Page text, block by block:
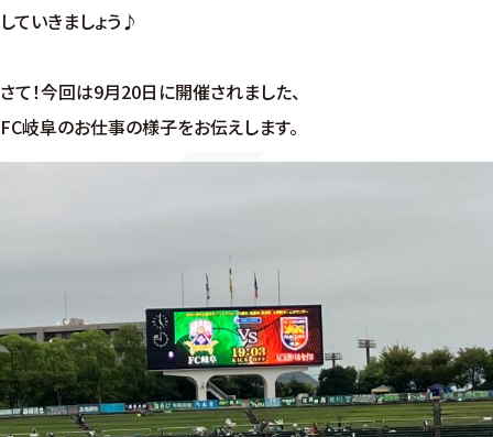
していきましょう♪
さて！今回は9月20日に開催されました、
FC岐阜のお仕事の様子をお伝えします。